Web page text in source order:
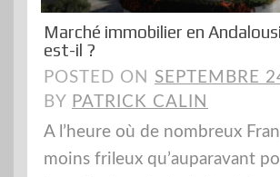
Marché immobilier en
est-il ?
POSTED ON SEPTEMBRE
BY PATRICK CALIN
A l’heure où de nombreux
moins frileux qu’auparavant